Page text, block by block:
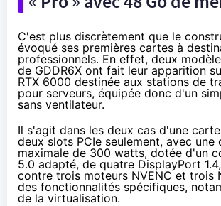
C'est plus discrètement que le
évoqué ses premières cartes à
professionnels. En effet, deux
de GDDR6X ont fait leur apparition
RTX 6000 destinée aux stations de
pour serveurs, équipée donc d'un
sans ventilateur.
Il s'agit dans les deux cas d'une
deux slots PCIe seulement, avec une
maximale de 300 watts, dotée d'un
5.0 adapté, de quatre DisplayPort
contre trois moteurs NVENC et trois
des fonctionnalités spécifiques,
de la virtualisation.